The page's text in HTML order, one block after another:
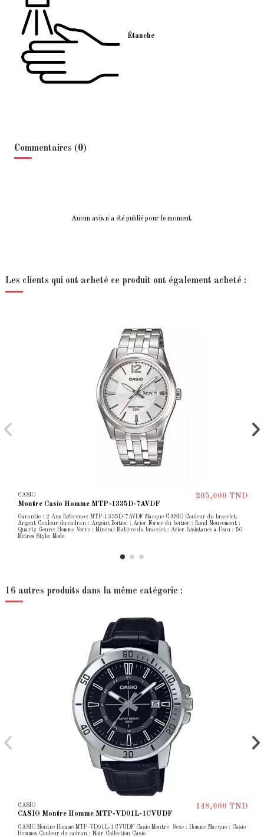
Étanche
Commentaires (0)
Aucun avis n'a été publié pour le moment.
Les clients qui ont acheté ce produit ont également acheté :
CASIO
Montre Casio Homme MTP-1335D-7AVDF
205,000 TND
Garantie : 2 Ans Réference: MTP-1335D-7AVDF Marque CASIO Couleur du bracelet:
Argent Couleur du cadran : Argent Boitier : Acier Forme du boîtier : Rond Mouvement :
Quartz Genre: Homme Verre : Minéral Matière du bracelet : Acier Résistance à l'eau : 50
Mètres Style: Mode
16 autres produits dans la même catégorie :
CASIO
CASIO Montre Homme MTP-VD01L-1CVUDF
148,000 TND
CASIO Montre Homme MTP-VD01L-1CVUDF Casio Montre Sexe : Homme Marque : Casio
Hommes Couleur du cadran : Noir Collection Casio